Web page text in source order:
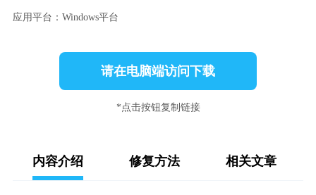
应用平台：Windows平台
请在电脑端访问下载
*点击按钮复制链接
内容介绍 修复方法 相关文章